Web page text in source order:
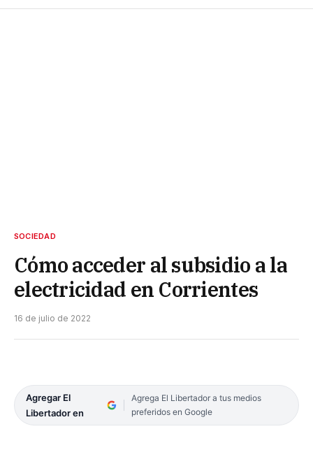
SOCIEDAD
Cómo acceder al subsidio a la
electricidad en Corrientes
16 de julio de 2022
Agregar El
Libertador en
Agrega El Libertador a tus medios
preferidos en Google